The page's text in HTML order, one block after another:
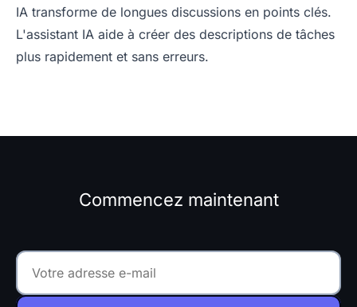
IA transforme de longues discussions en points clés.
L'assistant IA aide à créer des descriptions de tâches
plus rapidement et sans erreurs.
Commencez maintenant